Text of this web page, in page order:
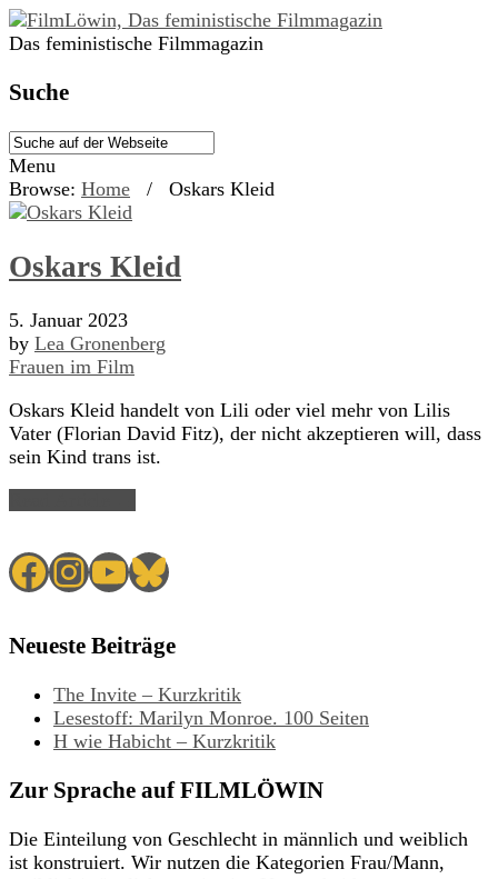
Das feministische Filmmagazin
Suche
Menu
Browse: Home / Oskars Kleid
Oskars Kleid
5. Januar 2023
by Lea Gronenberg
Frauen im Film
Oskars Kleid handelt von Lili oder viel mehr von Lilis
Vater (Florian David Fitz), der nicht akzeptieren will, dass
sein Kind trans ist.
Facebook
Instagram
YouTube
Bluesky
Neueste Beiträge
The Invite – Kurzkritik
Lesestoff: Marilyn Monroe. 100 Seiten
H wie Habicht – Kurzkritik
Zur Sprache auf FILMLÖWIN
Die Einteilung von Geschlecht in männlich und weiblich
ist konstruiert. Wir nutzen die Kategorien Frau/Mann,